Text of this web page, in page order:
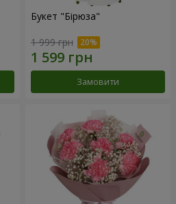
Букет "Бірюза"
1 999 грн
Замовити